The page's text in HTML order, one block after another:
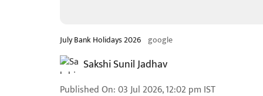
July Bank Holidays 2026 google
Sakshi Sunil Jadhav
Published On:03 Jul 2026, 12:02 pm IST